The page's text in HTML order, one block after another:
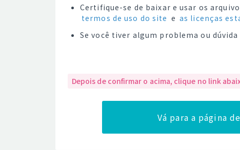
Certifique-se de baixar e usar os
termos de uso do site e as licenças
Se você tiver algum problema ou
Depois de confirmar o acima, clique no link
Vá para a página